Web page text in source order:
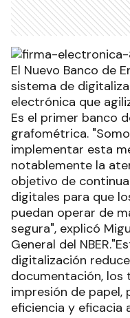
El Nuevo Banco de
sistema de
electrónica que
Es el primer banco
grafométrica.
implementar esta
notablemente la
objetivo de
digitales para que
puedan operar de
segura", explicó
General del
digitalización
documentación, los
impresión de
eficiencia y eficacia